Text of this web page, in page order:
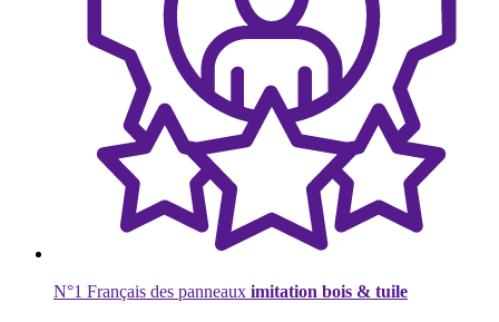
N°1 Français des panneaux imitation bois & tuile